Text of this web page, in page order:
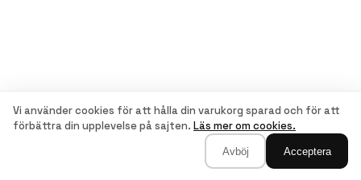
Vi använder cookies för att hålla din varukorg sparad och för att
förbättra din upplevelse på sajten. Läs mer om cookies.
Avböj Acceptera